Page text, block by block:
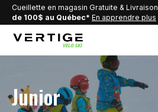
Cueillette en magasin Gratuite & Livraison
de 100$ au Québec* En apprendre plus
Junior